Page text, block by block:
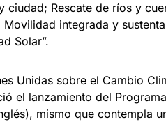
ciudad; Rescate de ríos y
Movilidad integrada y
Solar”.
Unidas sobre el Cambio
el lanzamiento del
mismo que contempla